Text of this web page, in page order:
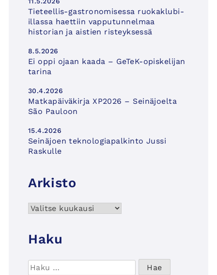
Tieteellis-gastronomisessa ruokaklubi-
illassa haettiin vapputunnelmaa
historian ja aistien risteyksessä
8.5.2026
Ei oppi ojaan kaada – GeTeK-opiskelijan
tarina
30.4.2026
Matkapäiväkirja XP2026 – Seinäjoelta
São Pauloon
15.4.2026
Seinäjoen teknologiapalkinto Jussi
Raskulle
Arkisto
Arkisto
Haku
Haku: